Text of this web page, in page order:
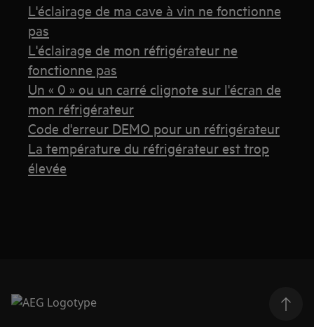
L'éclairage de ma cave à vin ne fonctionne
pas
L'éclairage de mon réfrigérateur ne
fonctionne pas
Un « 0 » ou un carré clignote sur l'écran de
mon réfrigérateur
Code d'erreur DEMO pour un réfrigérateur
La température du réfrigérateur est trop
élevée